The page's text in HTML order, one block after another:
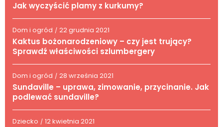
Jak wyczyścić plamy z kurkumy?
Dom i ogród / 22 grudnia 2021
Kaktus bożonarodzeniowy – czy jest trujący?
Sprawdź właściwości szlumbergery
Dom i ogród / 28 września 2021
Sundaville – uprawa, zimowanie, przycinanie. Jak
podlewać sundaville?
Dziecko / 12 kwietnia 2021